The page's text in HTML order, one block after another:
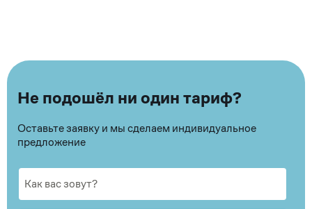
Не подошёл ни один тариф?
Оставьте заявку и мы сделаем индивидуальное
предложение